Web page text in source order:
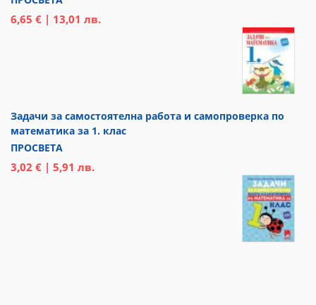
6,65 € | 13,01 лв.
Задачи за самостоятелна работа и самопроверка по
математика за 1. клас
ПРОСВЕТА
3,02 € | 5,91 лв.